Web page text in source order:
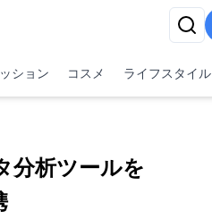
ション コスメ ライフスタイル
分析ツールを